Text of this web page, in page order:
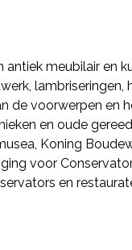
meubilair en
lambriseringen,
de voorwerpen en
en oude
Koning
voor
en